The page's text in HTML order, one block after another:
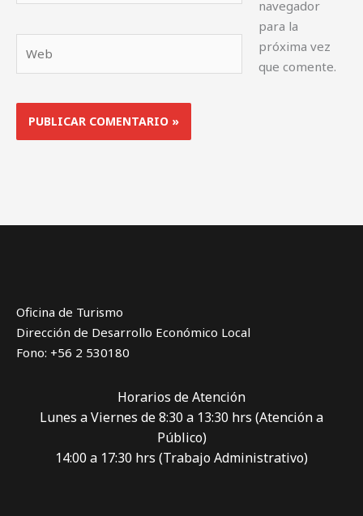
navegador
para la
próxima vez
que comente.
Oficina de Turismo
Dirección de Desarrollo Económico Local
Fono: +56 2 530180
Horarios de Atención
Lunes a Viernes de 8:30 a 13:30 hrs (Atención a
Público)
14:00 a 17:30 hrs (Trabajo Administrativo)